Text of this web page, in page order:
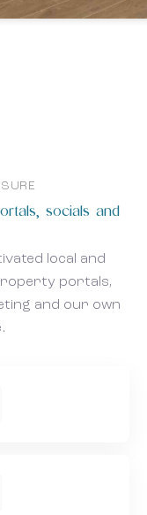
socials and
local and
portals,
and our own